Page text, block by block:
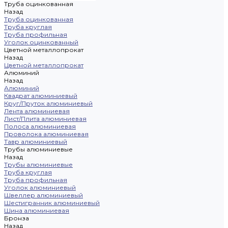
Труба оцинкованная
Назад
Труба оцинкованная
Труба круглая
Труба профильная
Уголок оцинкованный
Цветной металлопрокат
Назад
Цветной металлопрокат
Алюминий
Назад
Алюминий
Квадрат алюминиевый
Круг/Пруток алюминиевый
Лента алюминиевая
Лист/Плита алюминиевая
Полоса алюминиевая
Проволока алюминиевая
Тавр алюминиевый
Трубы алюминиевые
Назад
Трубы алюминиевые
Труба круглая
Труба профильная
Уголок алюминиевый
Швеллер алюминиевый
Шестигранник алюминиевый
Шина алюминиевая
Бронза
Назад